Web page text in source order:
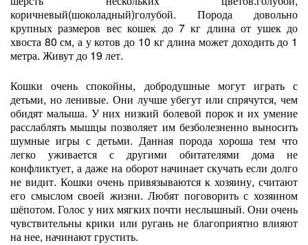
коричневый(шоколадный)голубой. Порода довольно
крупных размеров вес кошек до 7 кг длина от ушек до
хвоста 80 см, а у котов до 10 кг длина может доходить до 1
метра. Живут до 19 лет.
Кошки очень спокойны, добродушные могут играть с
детьми, но ленивые. Они лучше убегут или спрячутся, чем
обидят малыша. У них низкий болевой порок и их умение
расслаблять мышцы позволяет им безболезненно выносить
шумные игры с детьми. Данная порода хороша тем что
легко уживается с другими обитателями дома не
конфликтует, а даже на оборот начинает скучать если долго
не видит. Кошки очень привязываются к хозяину, считают
его смыслом своей жизни. Любят поговорить с хозяином
шёпотом. Голос у них мягких почти неслышный. Они очень
чувствительны крики или ругань не благоприятно влияют
на нее, начинают грустить.